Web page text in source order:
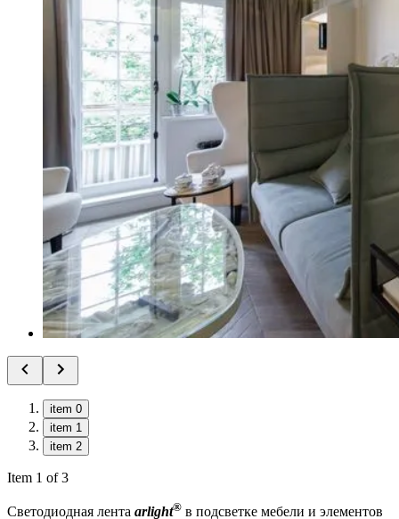
item 0
item 1
item 2
Item 1 of 3
Светодиодная лента arlight® в подсветке мебели и элементов